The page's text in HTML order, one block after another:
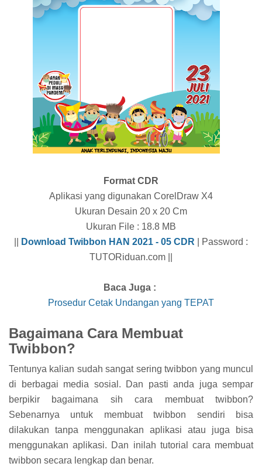
Format CDR
Aplikasi yang digunakan CorelDraw X4
Ukuran Desain 20 x 20 Cm
Ukuran File : 18.8 MB
Download Twibbon HAN 2021 - 05 CDR | Password :
TUTORiduan.com ||
Baca Juga :
Prosedur Cetak Undangan yang TEPAT
Bagaimana Cara Membuat
Twibbon?
Tentunya kalian sudah sangat sering twibbon yang muncul
di berbagai media sosial. Dan pasti anda juga sempar
berpikir bagaimana sih cara membuat twibbon?
Sebenarnya untuk membuat twibbon sendiri bisa
dilakukan tanpa menggunakan aplikasi atau juga bisa
menggunakan aplikasi. Dan inilah tutorial cara membuat
twibbon secara lengkap dan benar.